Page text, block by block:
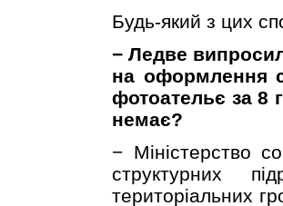
Будь-який з цих
− Ледве
на оформлення
фотоательє за 8
немає?
− Міністерство
структурних
територіальних